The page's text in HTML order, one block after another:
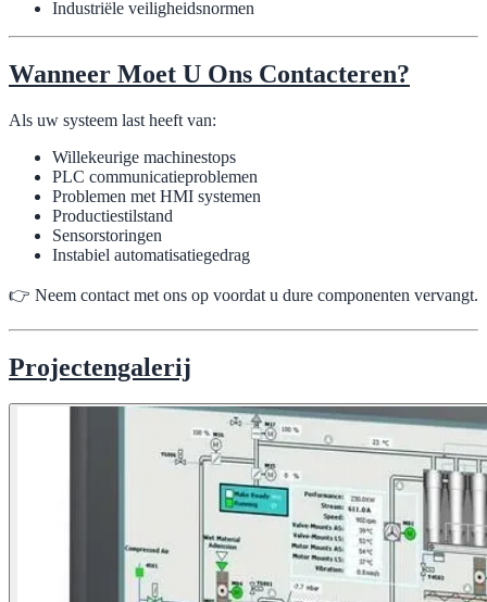
Industriële veiligheidsnormen
Wanneer Moet U Ons Contacteren?
Als uw systeem last heeft van:
Willekeurige machinestops
PLC communicatieproblemen
Problemen met HMI systemen
Productiestilstand
Sensorstoringen
Instabiel automatisatiegedrag
👉 Neem contact met ons op voordat u dure componenten vervangt.
Projectengalerij